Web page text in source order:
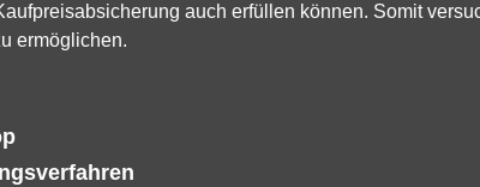
auch erfüllen können. Somit
ermöglichen.